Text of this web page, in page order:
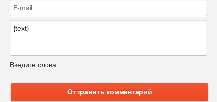
Введите слова
Отправить комментарий